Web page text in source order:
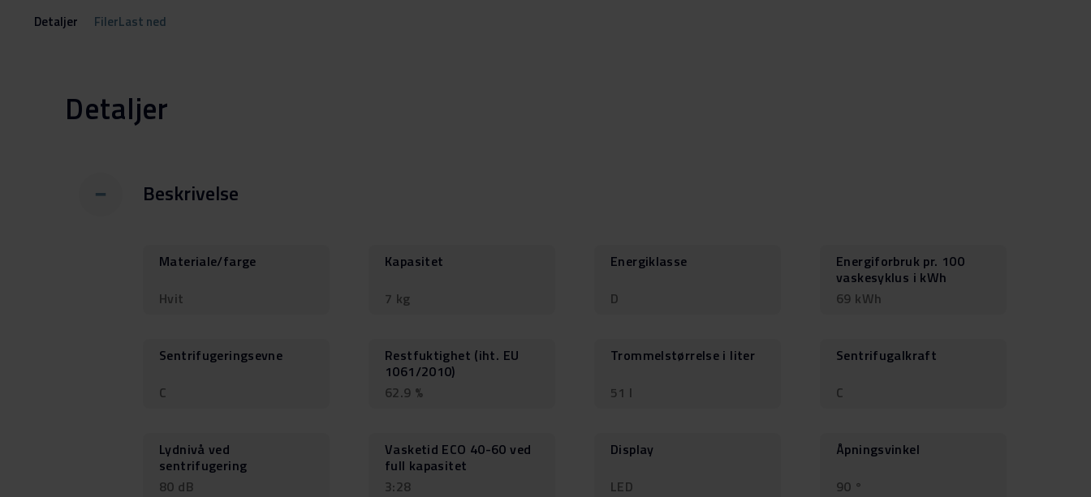
Detaljer FilerLast ned
Detaljer
Beskrivelse
Materiale/farge
Hvit
Kapasitet
7 kg
Energiklasse
D
Energiforbruk pr. 100
vaskesyklus i kWh
69 kWh
Sentrifugeringsevne
C
Restfuktighet (iht. EU
1061/2010)
62.9 %
Trommelstørrelse i liter
51 l
Sentrifugalkraft
C
Lydnivå ved
sentrifugering
80 dB
Vasketid ECO 40-60 ved
full kapasitet
3:28
Display
LED
Åpningsvinkel
90 °